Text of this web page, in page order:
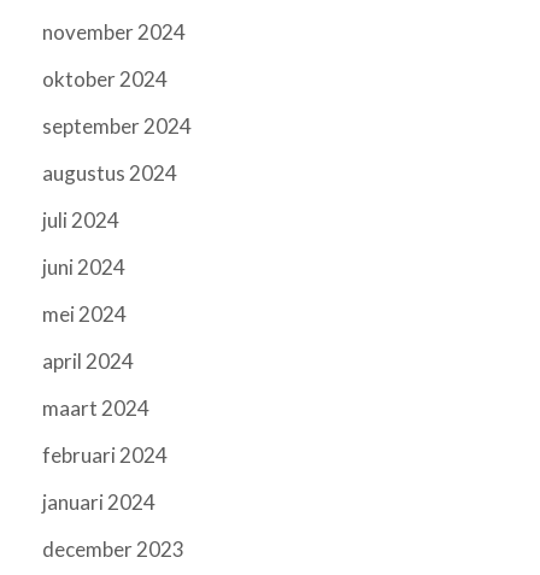
november 2024
oktober 2024
september 2024
augustus 2024
juli 2024
juni 2024
mei 2024
april 2024
maart 2024
februari 2024
januari 2024
december 2023